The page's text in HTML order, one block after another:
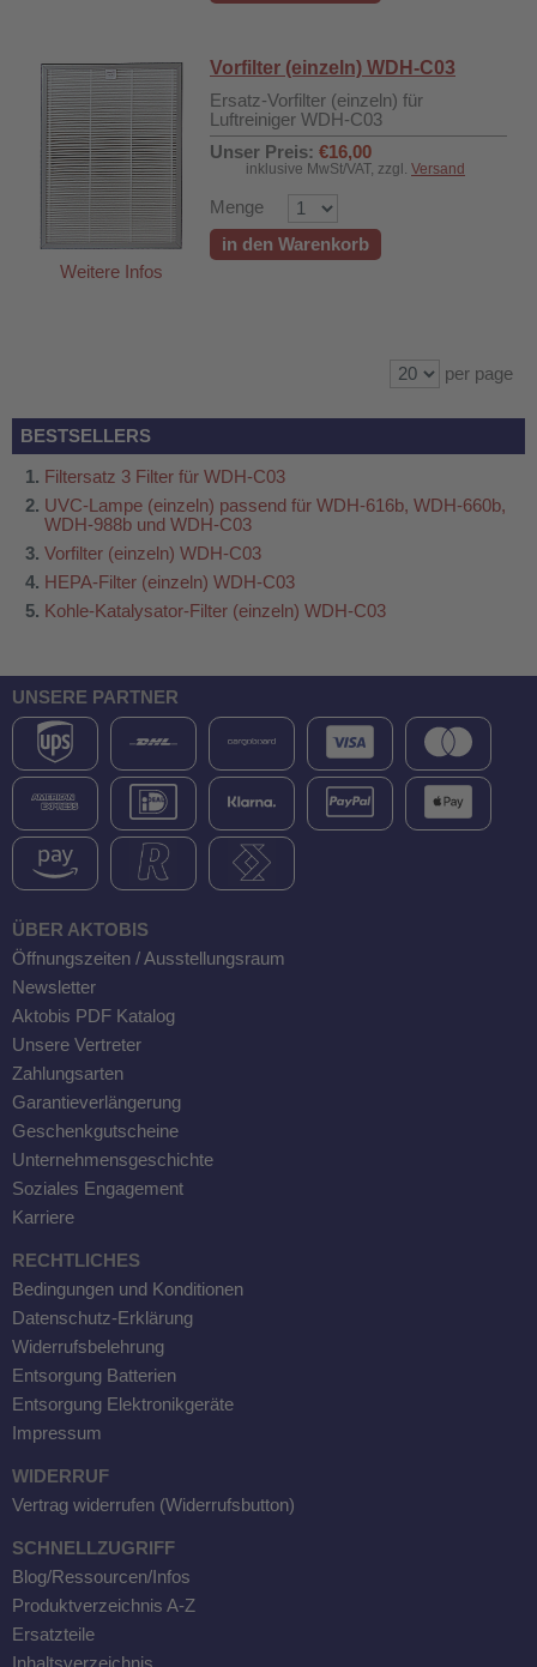
Weitere Infos
Vorfilter (einzeln) WDH-C03
Ersatz-Vorfilter (einzeln) für
Luftreiniger WDH-C03
Unser Preis: €16,00
inklusive MwSt/VAT, zzgl. Versand
Menge
in den Warenkorb
per page
BESTSELLERS
Filtersatz 3 Filter für WDH-C03
UVC-Lampe (einzeln) passend für WDH-616b, WDH-660b,
WDH-988b und WDH-C03
Vorfilter (einzeln) WDH-C03
HEPA-Filter (einzeln) WDH-C03
Kohle-Katalysator-Filter (einzeln) WDH-C03
UNSERE PARTNER
ÜBER AKTOBIS
Öffnungszeiten / Ausstellungsraum
Newsletter
Aktobis PDF Katalog
Unsere Vertreter
Zahlungsarten
Garantieverlängerung
Geschenkgutscheine
Unternehmensgeschichte
Soziales Engagement
Karriere
RECHTLICHES
Bedingungen und Konditionen
Datenschutz-Erklärung
Widerrufsbelehrung
Entsorgung Batterien
Entsorgung Elektronikgeräte
Impressum
WIDERRUF
Vertrag widerrufen (Widerrufsbutton)
SCHNELLZUGRIFF
Blog/Ressourcen/Infos
Produktverzeichnis A-Z
Ersatzteile